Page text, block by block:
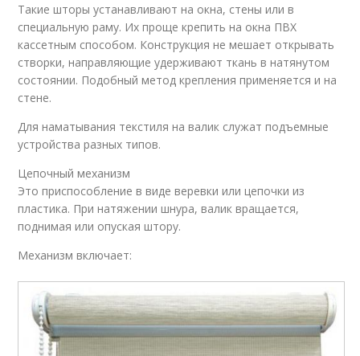
Такие шторы устанавливают на окна, стены или в
специальную раму. Их проще крепить на окна ПВХ
кассетным способом. Конструкция не мешает открывать
створки, направляющие удерживают ткань в натянутом
состоянии. Подобный метод крепления применяется и на
стене.
Для наматывания текстиля на валик служат подъемные
устройства разных типов.
Цепочный механизм
Это приспособление в виде веревки или цепочки из
пластика. При натяжении шнура, валик вращается,
поднимая или опуская штору.
Механизм включает: